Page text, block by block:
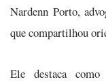
Nardenn Porto,
que compartilhou
Ele destaca como